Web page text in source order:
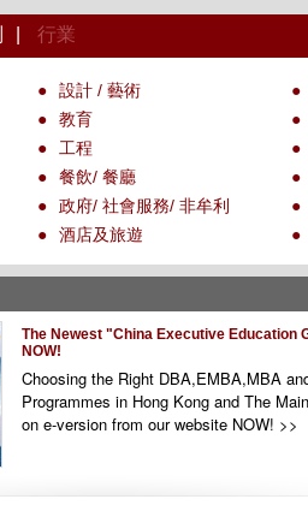
行業
●
設計 / 藝術
●
教育
●
工程
●
餐飲/ 餐廳
●
政府/ 社會服務/ 非牟利
●
酒店及旅遊
●
●
●
●
●
●
The Newest "China Executive Education
NOW!
Choosing the Right DBA,EMBA,MBA
Programmes in Hong Kong and The
on e-version from our website NOW! >>